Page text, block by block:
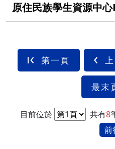
原住民族學生資源中心
第一頁
最末
目前位於 共有8
前